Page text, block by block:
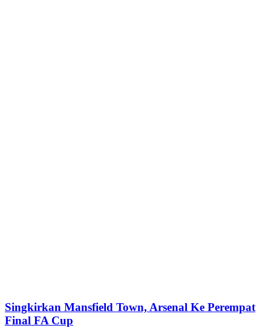
Singkirkan Mansfield Town, Arsenal Ke Perempat
Final FA Cup